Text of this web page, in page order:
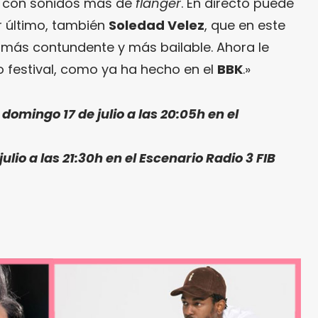
último, también Soledad Velez, que en este
contundente y más bailable. Ahora le
como ya ha hecho en el BBK.»
domingo 17 de julio a las 20:05h en el
a las 21:30h en el Escenario Radio 3 FIB